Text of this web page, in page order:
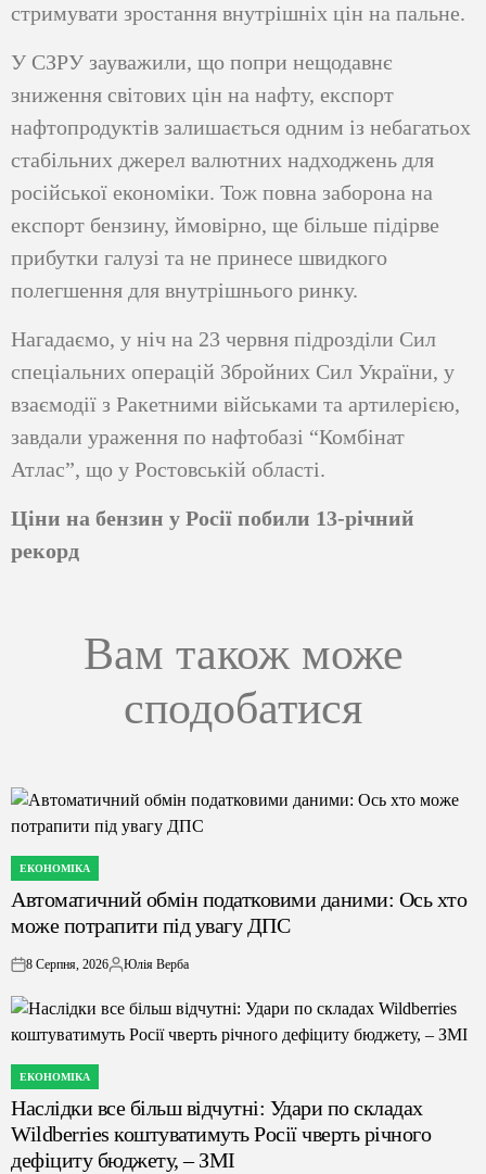
стримувати зростання внутрішніх цін на пальне.
У СЗРУ зауважили, що попри нещодавнє
зниження світових цін на нафту, експорт
нафтопродуктів залишається одним із небагатьох
стабільних джерел валютних надходжень для
російської економіки. Тож повна заборона на
експорт бензину, ймовірно, ще більше підірве
прибутки галузі та не принесе швидкого
полегшення для внутрішнього ринку.
Нагадаємо, у ніч на 23 червня підрозділи Сил
спеціальних операцій Збройних Сил України, у
взаємодії з Ракетними військами та артилерією,
завдали ураження по нафтобазі “Комбінат
Атлас”, що у Ростовській області.
Ціни на бензин у Росії побили 13-річний
рекорд
Вам також може
сподобатися
ОПУБЛІКУВАТИ
У
ЕКОНОМІКА
Автоматичний обмін податковими даними: Ось хто
може потрапити під увагу ДПС
on
8 Серпня, 2026
Опубліковано
Юлія Верба
ОПУБЛІКУВАТИ
У
ЕКОНОМІКА
Наслідки все більш відчутні: Удари по складах
Wildberries коштуватимуть Росії чверть річного
дефіциту бюджету, – ЗМІ